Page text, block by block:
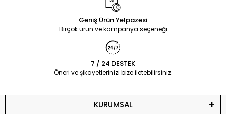
Geniş Ürün Yelpazesi
Birçok ürün ve kampanya seçeneği
7 / 24 DESTEK
Öneri ve şikayetlerinizi bize iletebilirsiniz.
KURUMSAL